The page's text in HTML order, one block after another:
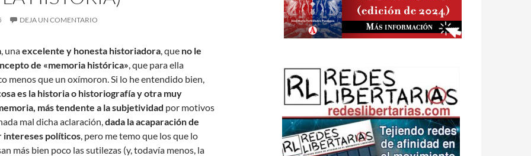
DEJA UN COMENTARIO
, unaexcelente y honesta historiadora, que no le
de «memoria histórica», que para ella
menos que un oxímoron. Si lo he entendido bien,
es la historia o historiografía y otra muy
más tendente a la subjetividad por motivos
mal dicha aclaración,dada la acaparación de
intereses políticos, pero me temo que los que lo
más bien poco las sutilezas (y, todavía menos, la